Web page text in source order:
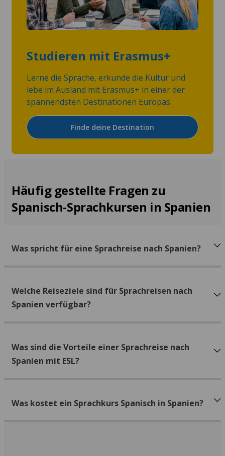
Studieren mit Erasmus+
Lerne die Sprache, erkunde die Kultur und
lebe im Ausland mit Erasmus+ in einer der
spannendsten Destinationen Europas.
Finde deine Destination
Häufig gestellte Fragen zu
Spanisch-Sprachkursen in Spanien
Was spricht für eine Sprachreise nach Spanien?
Welche Reiseziele sind für Sprachreisen nach
Spanien verfügbar?
Was sind die Vorteile einer Sprachreise nach
Spanien mit ESL?
Was kostet ein Sprachkurs Spanisch in Spanien?